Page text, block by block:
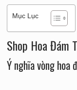
Mục Lục
Shop Hoa Đám
Ý nghĩa vòng hoa